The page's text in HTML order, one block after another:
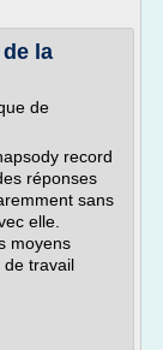
la
de
record
réponses
sans
elle.
moyens
de travail